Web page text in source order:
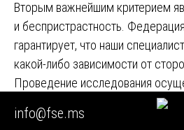
Вторым важнейшим критерием
и беспристрастность.
гарантирует, что наши
какой-либо зависимости от
Проведение исследования
научной и методической
политика предполагает
info@fse.ms